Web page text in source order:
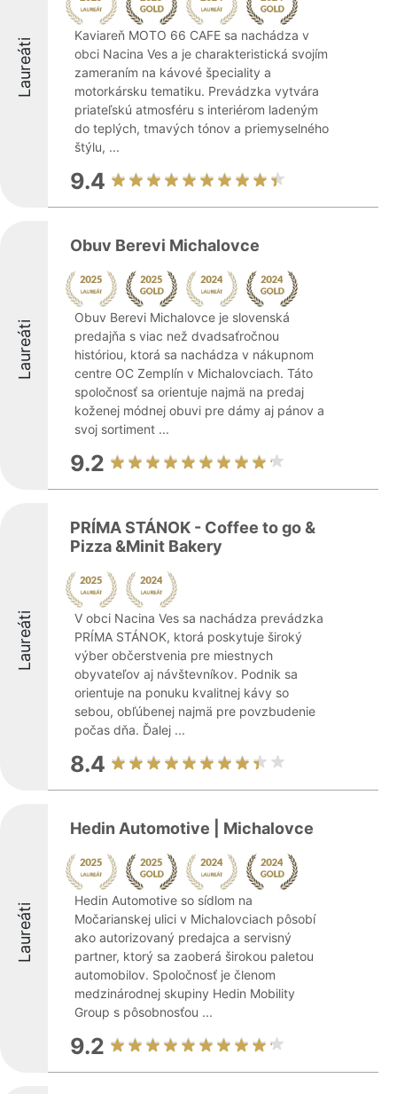
Laureáti
Kaviareň MOTO 66 CAFE sa nachádza v
obci Nacina Ves a je charakteristická svojím
zameraním na kávové špeciality a
motorkársku tematiku. Prevádzka vytvára
priateľskú atmosféru s interiérom ladeným
do teplých, tmavých tónov a priemyselného
štýlu, ...
9.4
Laureáti
Obuv Berevi Michalovce
Obuv Berevi Michalovce je slovenská
predajňa s viac než dvadsaťročnou
históriou, ktorá sa nachádza v nákupnom
centre OC Zemplín v Michalovciach. Táto
spoločnosť sa orientuje najmä na predaj
koženej módnej obuvi pre dámy aj pánov a
svoj sortiment ...
9.2
Laureáti
PRÍMA STÁNOK - Coffee to go &
Pizza &Minit Bakery
V obci Nacina Ves sa nachádza prevádzka
PRÍMA STÁNOK, ktorá poskytuje široký
výber občerstvenia pre miestnych
obyvateľov aj návštevníkov. Podnik sa
orientuje na ponuku kvalitnej kávy so
sebou, obľúbenej najmä pre povzbudenie
počas dňa. Ďalej ...
8.4
Laureáti
Hedin Automotive | Michalovce
Hedin Automotive so sídlom na
Močarianskej ulici v Michalovciach pôsobí
ako autorizovaný predajca a servisný
partner, ktorý sa zaoberá širokou paletou
automobilov. Spoločnosť je členom
medzinárodnej skupiny Hedin Mobility
Group s pôsobnosťou ...
9.2